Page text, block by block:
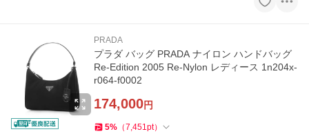
PRADA
プラダ バッグ PRADA ナイロン ハンドバッグ
Re-Edition 2005 Re-Nylon レディース 1n204x-
r064-f0002
174,000円
5% （7,451pt）